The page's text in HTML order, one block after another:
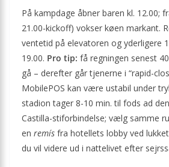
På kampdage åbner baren kl. 12.00;
21.00-kickoff) vokser køen markant.
ventetid på elevatoren og yderligere
19.00. Pro tip: få regningen senest
gå – derefter går tjenerne i “rapid-
MobilePOS kan være ustabil under
stadion tager 8-10 min. til fods ad
Castilla-stiforbindelse; vælg samme
en remís fra hotellets lobby ved
du vil videre ud i nattelivet efter